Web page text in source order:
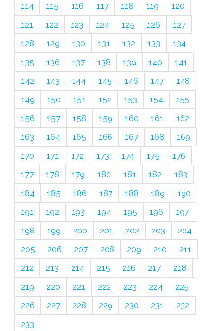
114
115 116 117 118 119
120
121
122 123 124 125 126
127
128
129 130 131 132 133
134
135
136 137 138 139 140
141
142
143 144 145 146 147
148
149
150 151 152 153 154
155
156
157 158 159 160 161
162
163
164 165 166 167 168
169
170
171 172 173 174 175
176
177
178 179 180 181 182
183
184
185 186 187 188 189
190
191
192 193 194 195 196
197
198
199 200 201 202 203
204
205
206 207 208 209 210
211
212
213 214 215 216 217
218
219
220 221 222 223 224
225
226
227 228 229 230 231
232
233